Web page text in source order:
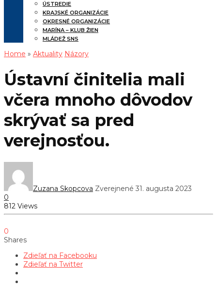
ÚSTREDIE
KRAJSKÉ ORGANIZÁCIE
OKRESNÉ ORGANIZÁCIE
MARÍNA – KLUB ŽIEN
MLÁDEŽ SNS
Home » Aktuality Názory
Ústavní činitelia mali
včera mnoho dôvodov
skrývať sa pred
verejnosťou.
Zuzana Skopcova Zverejnené 31. augusta 2023
0
812 Views
0
Shares
Zdieľať na Facebooku
Zdieľať na Twitter